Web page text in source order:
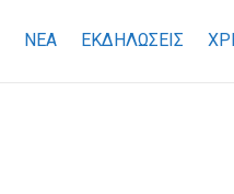
ΝΕΑ ΕΚΔΗΛΩΣΕΙΣ